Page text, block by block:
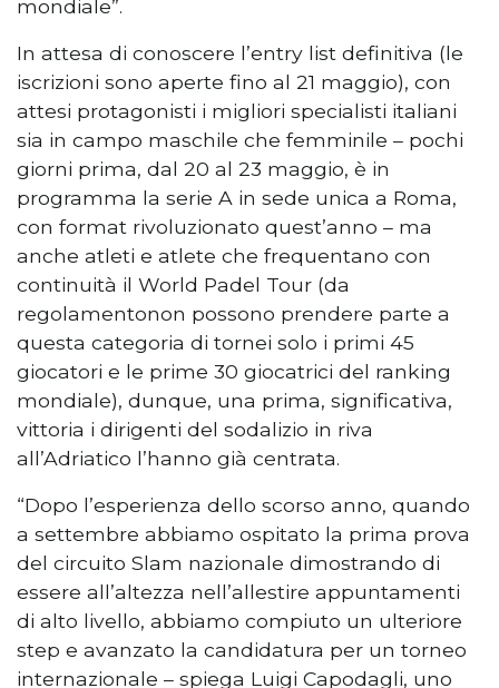
mondiale”.
In attesa di conoscere l’entry list definitiva (le
iscrizioni sono aperte fino al 21 maggio), con
attesi protagonisti i migliori specialisti italiani
sia in campo maschile che femminile – pochi
giorni prima, dal 20 al 23 maggio, è in
programma la serie A in sede unica a Roma,
con format rivoluzionato quest’anno – ma
anche atleti e atlete che frequentano con
continuità il World Padel Tour (da
regolamentonon possono prendere parte a
questa categoria di tornei solo i primi 45
giocatori e le prime 30 giocatrici del ranking
mondiale), dunque, una prima, significativa,
vittoria i dirigenti del sodalizio in riva
all’Adriatico l’hanno già centrata.
“Dopo l’esperienza dello scorso anno, quando
a settembre abbiamo ospitato la prima prova
del circuito Slam nazionale dimostrando di
essere all’altezza nell’allestire appuntamenti
di alto livello, abbiamo compiuto un ulteriore
step e avanzato la candidatura per un torneo
internazionale – spiega Luigi Capodagli, uno